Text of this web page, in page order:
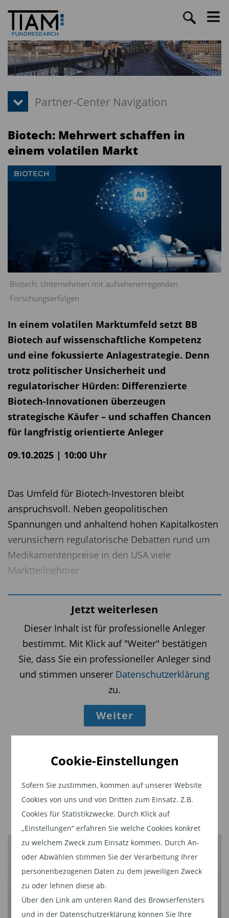
Cookie-Einstellungen
Sofern Sie zustimmen, kommen auf unserer Website
Cookies von uns und von Dritten zum Einsatz. Z.B.
Cookies für Statistikzwecke. Durch Klick auf
„Einstellungen“ erfahren Sie welche Cookies konkret
zu welchem Zweck zum Einsatz kommen. Durch An-
oder Abwählen stimmen Sie der Verarbeitung Ihrer
personenbezogenen Daten zu dem jeweiligen Zweck
zu oder lehnen diese ab.
Über den Link am unteren Rand des Browserfensters
und in der Datenschutzerklärung können Sie Ihre
Biotech: Mehrwert schaffen in
einem volatilen Markt
Biotech: Unternehmen mit aufsehenerregenden
Forschungserfolgen
BIOTECH
In einem volatilen Marktumfeld setzt BB
Biotech auf wissenschaftliche Kompetenz
und eine fokussierte Anlagestrategie. Denn
trotz politischer Unsicherheit und
regulatorischer Hürden: Differenzierte
Biotech-Innovationen überzeugen
strategische Käufer – und schaffen Chancen
für langfristig orientierte Anleger
09.10.2025 | 10:00 Uhr
Das Umfeld für Biotech-Investoren bleibt
anspruchsvoll. Neben geopolitischen
Spannungen und anhaltend hohen Kapitalkosten
verunsichern regulatorische Debatten rund um
Medikamentenpreise in den USA viele
Marktteilnehmer.
Die Bewertung kleiner und mittelgroßer Biotech-
Unternehmen befindet sich aktuell auf historisch
niedrigem Niveau. Viele Small Caps handeln
nahe oder gar unter ihrem Nettocashbestand –
ein Bewertungsniveau, das zuletzt in der Post-
Dotcom-Ära erreicht wurde. Auch Mid Caps
notieren deutlich unter dem langjährigen
Doch hinter dem Nebel kurzfristiger Volatilität
zeigen sich klare Signale für ein strukturell
intaktes Innovationsmodell: Mehrere
Portfoliounternehmen von BB Biotech konnten
im zweiten Quartal 2025 entscheidende
Fortschritte erzielen – in der Entwicklung, bei
Zulassungen und sogar durch
Übernahmeofferten führender Pharmakonzerne.
Bis 2030 laufen Patente im Wert von über 200
Milliarden US-Dollar aus – ein substanzieller
Einschnitt für viele Hersteller. Parallel verschärft
der US Inflation Reduction Act den Margendruck
Jetzt weiterlesen
Dieser Inhalt ist für professionelle Anleger
bestimmt. Mit Klick auf "Weiter" bestätigen
Sie, dass Sie ein professioneller Anleger sind
und stimmen unserer Datenschutzerklärung
zu.
Weiter